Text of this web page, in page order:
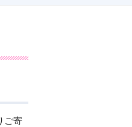
ご寄